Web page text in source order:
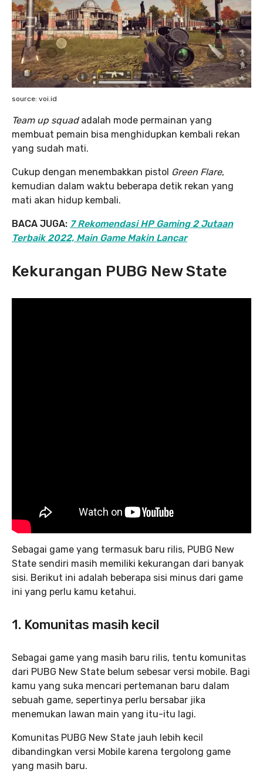
source: voi.id
Team up squadadalah mode permainan yang
membuat pemain bisa menghidupkan kembali rekan
yang sudah mati.
Cukup dengan menembakkan pistol Green Flare,
kemudian dalam waktu beberapa detik rekan yang
mati akan hidup kembali.
BACA JUGA: 7 Rekomendasi HP Gaming 2 Jutaan
Terbaik 2022, Main Game Makin Lancar
Kekurangan PUBG New State
Sebagai game yang termasuk baru rilis, PUBG New
State sendiri masih memiliki kekurangan dari banyak
sisi. Berikut ini adalah beberapa sisi minus dari game
ini yang perlu kamu ketahui.
1. Komunitas masih kecil
Sebagai game yang masih baru rilis, tentu komunitas
dari PUBG New State belum sebesar versi mobile. Bagi
kamu yang suka mencari pertemanan baru dalam
sebuah game, sepertinya perlu bersabar jika
menemukan lawan main yang itu-itu lagi.
Komunitas PUBG New State jauh lebih kecil
dibandingkan versi Mobile karena tergolong game
yang masih baru.